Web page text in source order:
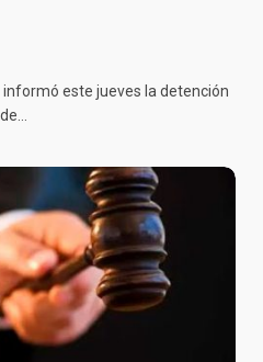
informó este jueves la detención